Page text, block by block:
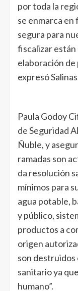
por toda la
se enmarca en
segura para
fiscalizar
elaboración de
expresó
Paula Godoy
de Seguridad
Ñuble, y
ramadas son
da resolución
mínimos para
agua potable,
y público,
productos a
origen
son
sanitario ya
humano”.